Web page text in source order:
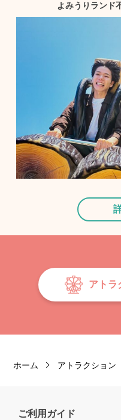
よみうりランド
アトラ
ホーム アトラクション
ご利用ガイド